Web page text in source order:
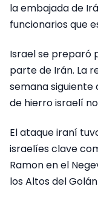
la embajada de
funcionarios que
Israel se preparó
parte de Irán. La
semana siguiente
de hierro israelí
El ataque iraní
israelíes clave
Ramon en el
los Altos del